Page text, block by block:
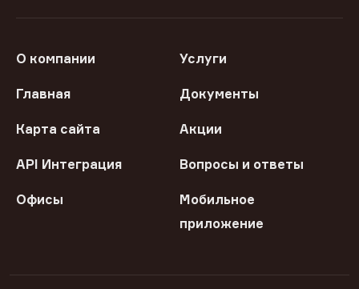
О компании Услуги
Главная Документы
Карта сайта Акции
API Интеграция Вопросы и ответы
Офисы
Мобильное
приложение